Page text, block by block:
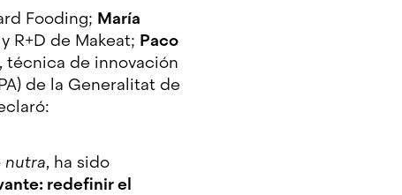
Fooding; María
R+D de Makeat; Paco
técnica de innovación
de la Generalitat de
nutra, ha sido
redefinir el